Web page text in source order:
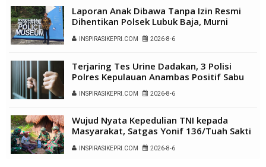
Laporan Anak Dibawa Tanpa Izin Resmi
Dihentikan Polsek Lubuk Baja, Murni
INSPIRASIKEPRI.COM 2026-8-6
Terjaring Tes Urine Dadakan, 3 Polisi
Polres Kepulauan Anambas Positif Sabu
INSPIRASIKEPRI.COM 2026-8-6
Wujud Nyata Kepedulian TNI kepada
Masyarakat, Satgas Yonif 136/Tuah Sakti
Kalome
INSPIRASIKEPRI.COM 2026-8-6